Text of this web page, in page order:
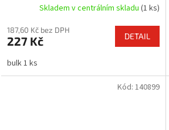
Skladem v centrálním skladu (1 ks)
187,60 Kč bez DPH
227 Kč DETAIL
bulk 1 ks
Kód: 140899